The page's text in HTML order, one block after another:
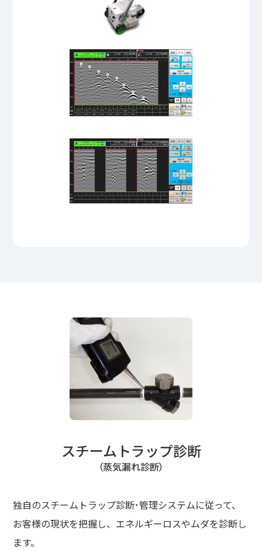
スチームトラップ診断
（蒸気漏れ診断）
独自のスチームトラップ診断･管理システムに従って、
お客様の現状を把握し、エネルギーロスやムダを診断し
ます。